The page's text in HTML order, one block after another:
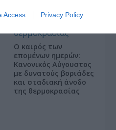
Access Privacy Policy
Ο καιρός των
επομένων ημερών:
Κανονικός Αύγουστος
με δυνατούς βοριάδες
και σταδιακή άνοδο
της θερμοκρασίας